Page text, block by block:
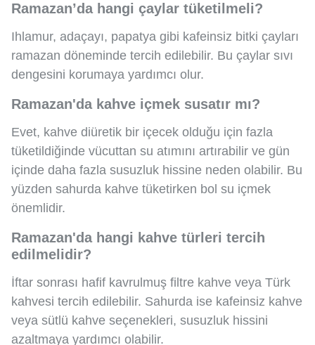
Ramazan’da hangi çaylar tüketilmeli?
Ihlamur, adaçayı, papatya gibi kafeinsiz bitki çayları
ramazan döneminde tercih edilebilir. Bu çaylar sıvı
dengesini korumaya yardımcı olur.
Ramazan'da kahve içmek susatır mı?
Evet, kahve diüretik bir içecek olduğu için fazla
tüketildiğinde vücuttan su atımını artırabilir ve gün
içinde daha fazla susuzluk hissine neden olabilir. Bu
yüzden sahurda kahve tüketirken bol su içmek
önemlidir.
Ramazan'da hangi kahve türleri tercih
edilmelidir?
İftar sonrası hafif kavrulmuş filtre kahve veya Türk
kahvesi tercih edilebilir. Sahurda ise kafeinsiz kahve
veya sütlü kahve seçenekleri, susuzluk hissini
azaltmaya yardımcı olabilir.